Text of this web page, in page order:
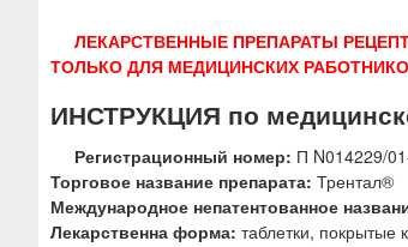
н ЛЕКАРСТВЕННЫЕ ПРЕПАРАТЫ
ТОЛЬКО ДЛЯ МЕДИЦИНСКИХ
ИНСТРУКЦИЯ по
Регистрационный номер: П N014229/
Торговое название препарата: Трентал®
Международное непатентованное
Лекарственна форма: таблетки, покрытые